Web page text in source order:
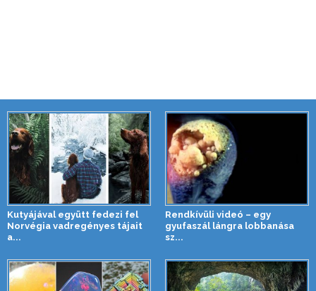
Kutyájával együtt fedezi fel
Norvégia vadregényes tájait
a...
Rendkívüli videó – egy
gyufaszál lángra lobbanása
sz...